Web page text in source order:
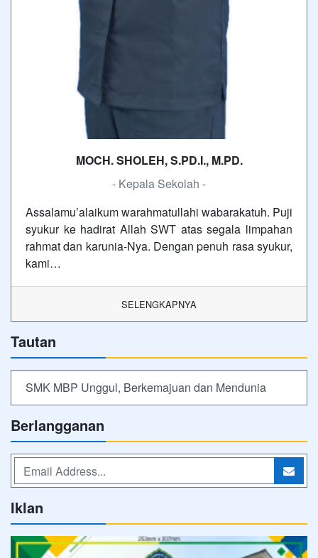
MOCH. SHOLEH, S.PD.I., M.PD.
- Kepala Sekolah -
Assalamu’alaikum warahmatullahi wabarakatuh. Puji
syukur ke hadirat Allah SWT atas segala limpahan
rahmat dan karunia-Nya. Dengan penuh rasa syukur,
kami…
SELENGKAPNYA
Tautan
SMK MBP Unggul, Berkemajuan dan Mendunia
Berlangganan
Iklan